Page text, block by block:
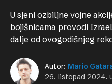
U sjeni ozbiljne vojne
bojišnicama provodi
dalje od ovogodišnjeg
Autor: Mario
26. listopad 2024. u